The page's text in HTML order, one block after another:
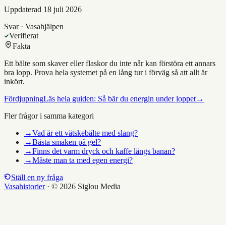
Uppdaterad 18 juli 2026
Svar · Vasahjälpen
Verifierat
Fakta
Ett bälte som skaver eller flaskor du inte når kan förstöra ett annars
bra lopp. Prova hela systemet på en lång tur i förväg så att allt är
inkört.
FördjupningLäs hela guiden: Så bär du energin under loppet→
Fler frågor i samma kategori
→Vad är ett vätskebälte med slang?
→Bästa smaken på gel?
→Finns det varm dryck och kaffe längs banan?
→Måste man ta med egen energi?
Ställ en ny fråga
Vasahistorier· © 2026 Siglou Media